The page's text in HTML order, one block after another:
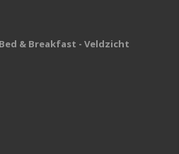
& Breakfast - Veldzicht